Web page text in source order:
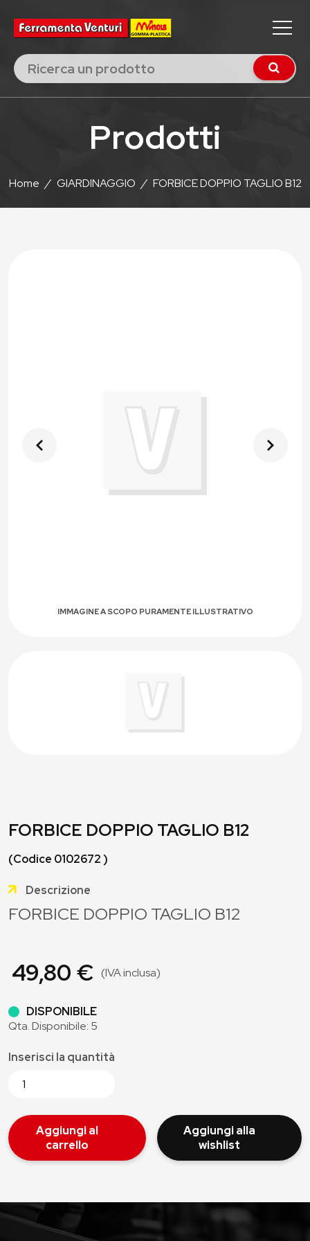
Prodotti
Home / GIARDINAGGIO / FORBICE DOPPIO TAGLIO B12
IMMAGINE A SCOPO PURAMENTE ILLUSTRATIVO
FORBICE DOPPIO TAGLIO B12
(Codice 0102672 )
Descrizione
FORBICE DOPPIO TAGLIO B12
49,80 € (IVA inclusa)
DISPONIBILE
Qta. Disponibile: 5
Inserisci la quantità
Aggiungi al
carrello
Aggiungi alla
wishlist